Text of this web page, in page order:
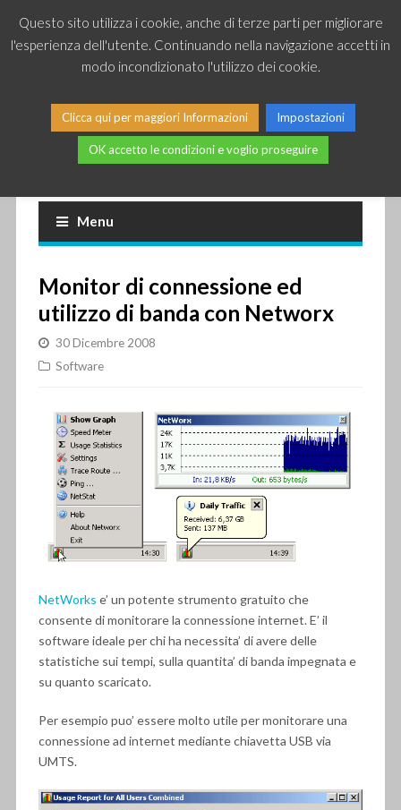
Piccole news dal mondo IT
Menu
Monitor di connessione ed
utilizzo di banda con Networx
30 Dicembre 2008
Software
NetWorks e’ un potente strumento gratuito che
consente di monitorare la connessione internet. E’ il
software ideale per chi ha necessita’ di avere delle
statistiche sui tempi, sulla quantita’ di banda impegnata e
su quanto scaricato.
Per esempio puo’ essere molto utile per monitorare una
connessione ad internet mediante chiavetta USB via
UMTS.
Questo sito utilizza i cookie, anche di terze parti per migliorare
l'esperienza dell'utente. Continuando nella navigazione accetti in
modo incondizionato l'utilizzo dei cookie.
Clicca qui per maggiori Informazioni Impostazioni
OK accetto le condizioni e voglio proseguire